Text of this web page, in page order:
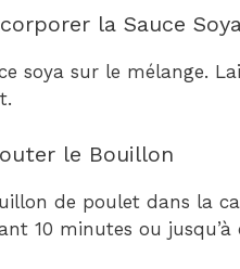
la Sauce
soya sur le mélange.
le Bouillon
de poulet dans la
10 minutes ou